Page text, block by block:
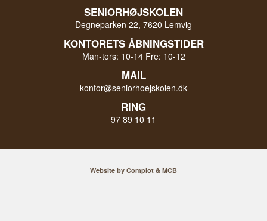
SENIORHØJSKOLEN
Degneparken 22, 7620 Lemvig
KONTORETS ÅBNINGSTIDER
Man-tors: 10-14 Fre: 10-12
MAIL
kontor@seniorhoejskolen.dk
RING
97 89 10 11
Website by Complot & MCB